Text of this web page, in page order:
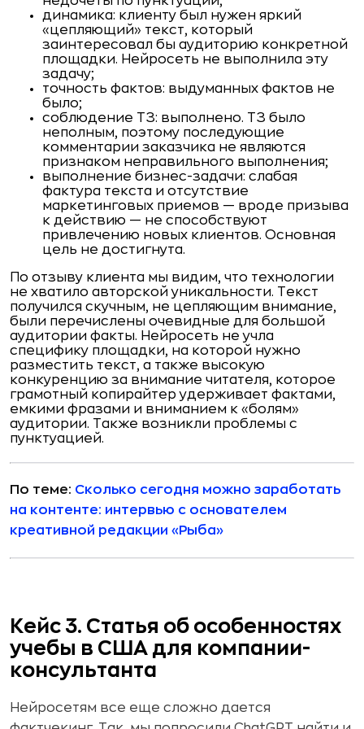
динамика: клиенту был нужен яркий
«цепляющий» текст, который
заинтересовал бы аудиторию конкретной
площадки. Нейросеть не выполнила эту
задачу;
точность фактов: выдуманных фактов не
было;
соблюдение ТЗ: выполнено. ТЗ было
неполным, поэтому последующие
комментарии заказчика не являются
признаком неправильного выполнения;
выполнение бизнес-задачи: слабая
фактура текста и отсутствие
маркетинговых приемов — вроде призыва
к действию — не способствуют
привлечению новых клиентов. Основная
цель не достигнута.
По отзыву клиента мы видим, что технологии
не хватило авторской уникальности. Текст
получился скучным, не цепляющим внимание,
были перечислены очевидные для большой
аудитории факты. Нейросеть не учла
специфику площадки, на которой нужно
разместить текст, а также высокую
конкуренцию за внимание читателя, которое
грамотный копирайтер удерживает фактами,
емкими фразами и вниманием к «болям»
аудитории. Также возникли проблемы с
пунктуацией.
По теме: Сколько сегодня можно заработать
на контенте: интервью с основателем
креативной редакции «Рыба»
Кейс 3. Статья об особенностях
учебы в США для компании-
консультанта
Нейросетям все еще сложно дается